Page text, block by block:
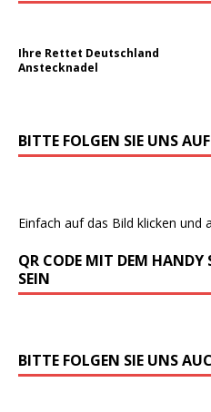
Ihre Rettet Deutschland
Anstecknadel
BITTE FOLGEN SIE UNS
Einfach auf das Bild klicken und
QR CODE MIT DEM HANDY
SEIN
BITTE FOLGEN SIE UNS